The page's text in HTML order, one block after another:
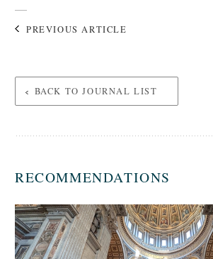
PREVIOUS ARTICLE
BACK TO JOURNAL LIST
RECOMMENDATIONS